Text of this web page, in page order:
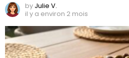
by Julie V.
il y a environ 2 mois